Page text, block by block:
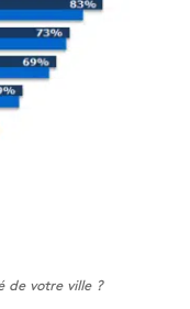
de votre ville ?